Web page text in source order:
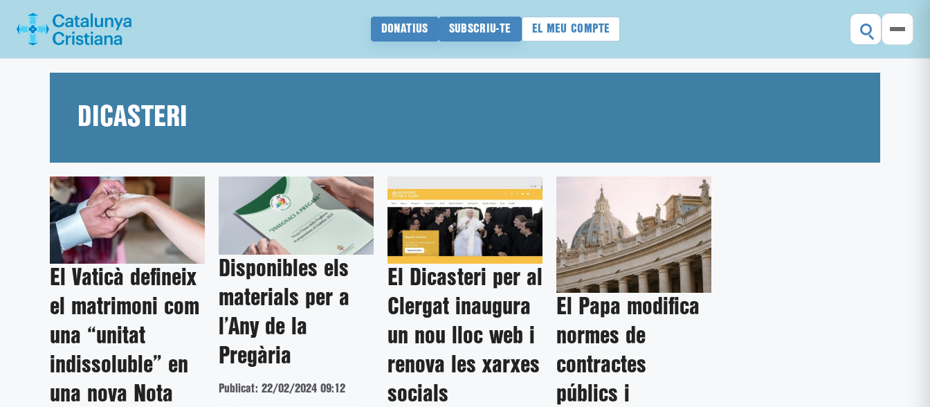
DONATIUS SUBSCRIU-TE EL MEU COMPTE
DICASTERI
El Vaticà defineix
el matrimoni com
una “unitat
indissoluble” en
una nova Nota
Disponibles els
materials per a
l’Any de la
Pregària
Publicat: 22/02/2024 09:12
El Dicasteri per al
Clergat inaugura
un nou lloc web i
renova les xarxes
socials
El Papa modifica
normes de
contractes
públics i